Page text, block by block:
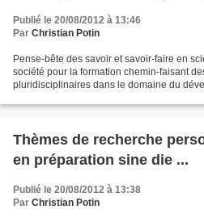
Publié le 20/08/2012 à 13:46
Par Christian Potin
Pense-bête des savoir et savoir-faire en
société pour la formation chemin-faisant
pluridisciplinaires dans le domaine du
Thèmes de recherche
en préparation sine die ...
Publié le 20/08/2012 à 13:38
Par Christian Potin